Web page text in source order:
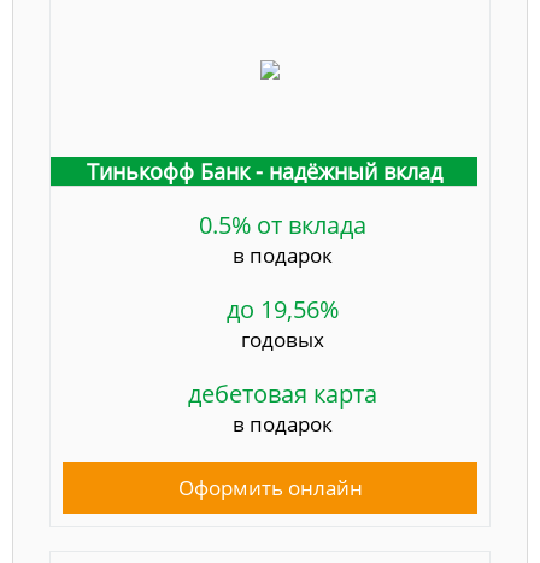
Тинькофф Банк - надёжный вклад
0.5% от вклада
в подарок
до 19,56%
годовых
дебетовая карта
в подарок
Оформить онлайн